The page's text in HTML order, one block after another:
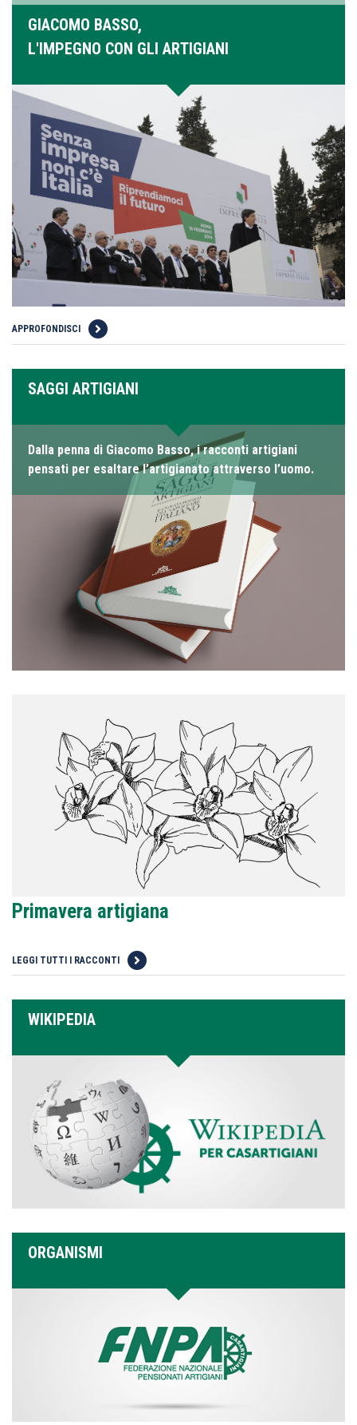
GIACOMO BASSO,
L'IMPEGNO CON GLI ARTIGIANI
APPROFONDISCI
SAGGI ARTIGIANI
Dalla penna di Giacomo Basso, i racconti artigiani
pensati per esaltare l’artigianato attraverso l’uomo.
Primavera artigiana
LEGGI TUTTI I RACCONTI
WIKIPEDIA
ORGANISMI